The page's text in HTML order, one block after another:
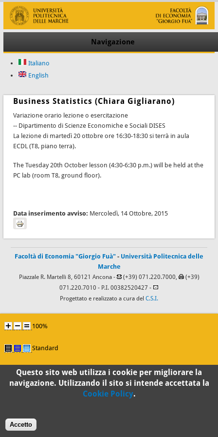
Navigazione
Italiano
English
Business Statistics (Chiara Gigliarano)
Variazione orario lezione o esercitazione
-- Dipartimento di Scienze Economiche e Sociali DISES
La lezione di martedì 20 ottobre ore 16:30-18:30 si terrà in aula
ECDL (T8, piano terra).
The Tuesday 20th October lesson (4:30-6:30 p.m.) will be held at the
PC lab (room T8, ground floor).
Data inserimento avviso: Mercoledì, 14 Ottobre, 2015
Facoltà di Economia "Giorgio Fuà" - Università Politecnica delle
Marche
Piazzale R. Martelli 8, 60121 Ancona - (+39) 071.220.7000,
(+39)
071.220.7010 - P.I. 00382520427 -
Progettato e realizzato a cura del C.S.I.
100%
Standard
Questo sito web utilizza i cookie per migliorare la
navigazione. Utilizzando il sito si intende accettata la
Cookie Policy.
Accetto